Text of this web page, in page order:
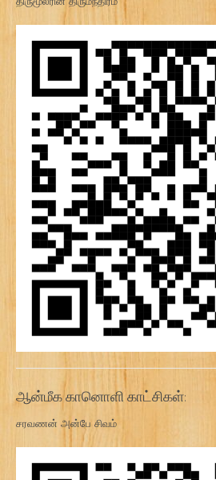
ஆன்மீக கானொளி காட்சிகள்:
சரவணன் அன்பே சிவம்